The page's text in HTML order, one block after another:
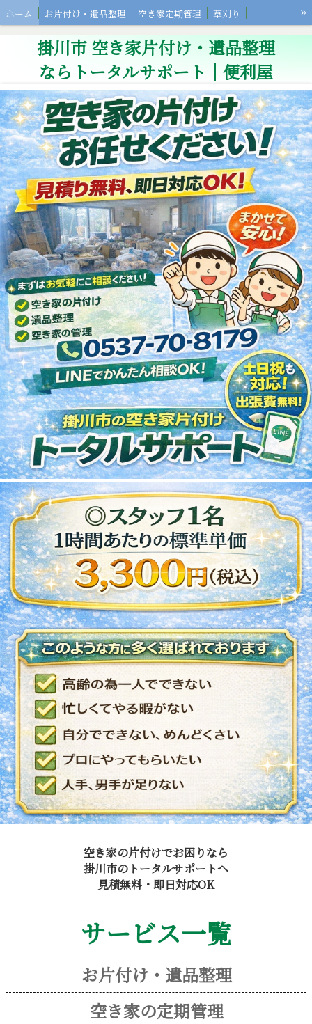
ホーム お片付け・遺品整理 空き家定期管理
草刈り
その他サービス
お客様の声 会社概要
»
掛川市 空き家片付け・遺品整理
ならトータルサポート｜便利屋
空き家の片付けでお困りなら
掛川市のトータルサポートへ
見積無料・即日対応OK
サービス一覧
お片付け・遺品整理
空き家の定期管理